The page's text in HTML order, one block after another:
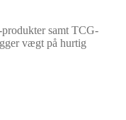
samt TCG-
vægt på hurtig